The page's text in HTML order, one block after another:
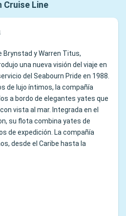
Cruise Line
Brynstad y Warren Titus,
una nueva visión del viaje en
del Seabourn Pride en 1988.
de lujo íntimos, la compañía
a bordo de elegantes yates que
vista al mar. Integrada en el
su flota combina yates de
de expedición. La compañía
desde el Caribe hasta la